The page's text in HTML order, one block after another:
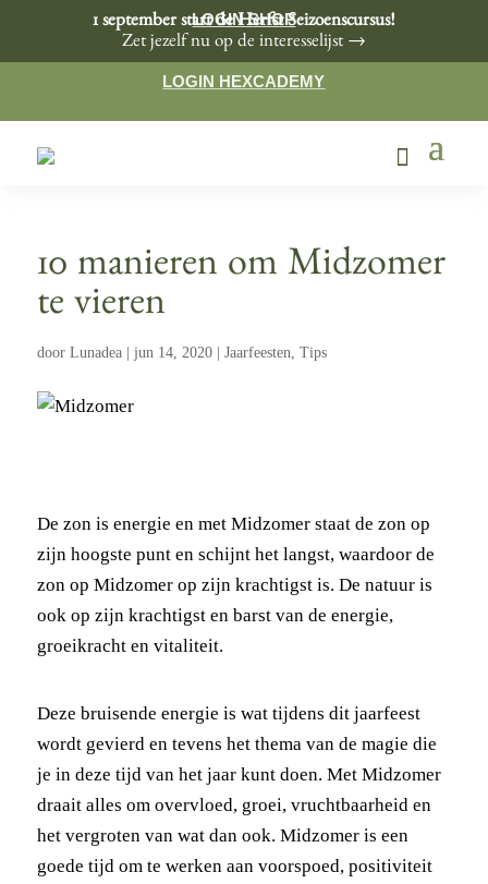
LOGIN SHOP
1 september start de Herfst Seizoenscursus!
Zet jezelf nu op de interesselijst →
LOGIN HEXCADEMY
10 manieren om Midzomer
te vieren
door Lunadea| jun 14, 2020| Jaarfeesten Tips
De zon is energie en met Midzomer staat de zon op
zijn hoogste punt en schijnt het langst, waardoor de
zon op Midzomer op zijn krachtigst is. De natuur is
ook op zijn krachtigst en barst van de energie,
groeikracht en vitaliteit.
Deze bruisende energie is wat tijdens dit jaarfeest
wordt gevierd en tevens het thema van de magie die
je in deze tijd van het jaar kunt doen. Met Midzomer
draait alles om overvloed, groei, vruchtbaarheid en
het vergroten van wat dan ook. Midzomer is een
goede tijd om te werken aan voorspoed, positiviteit